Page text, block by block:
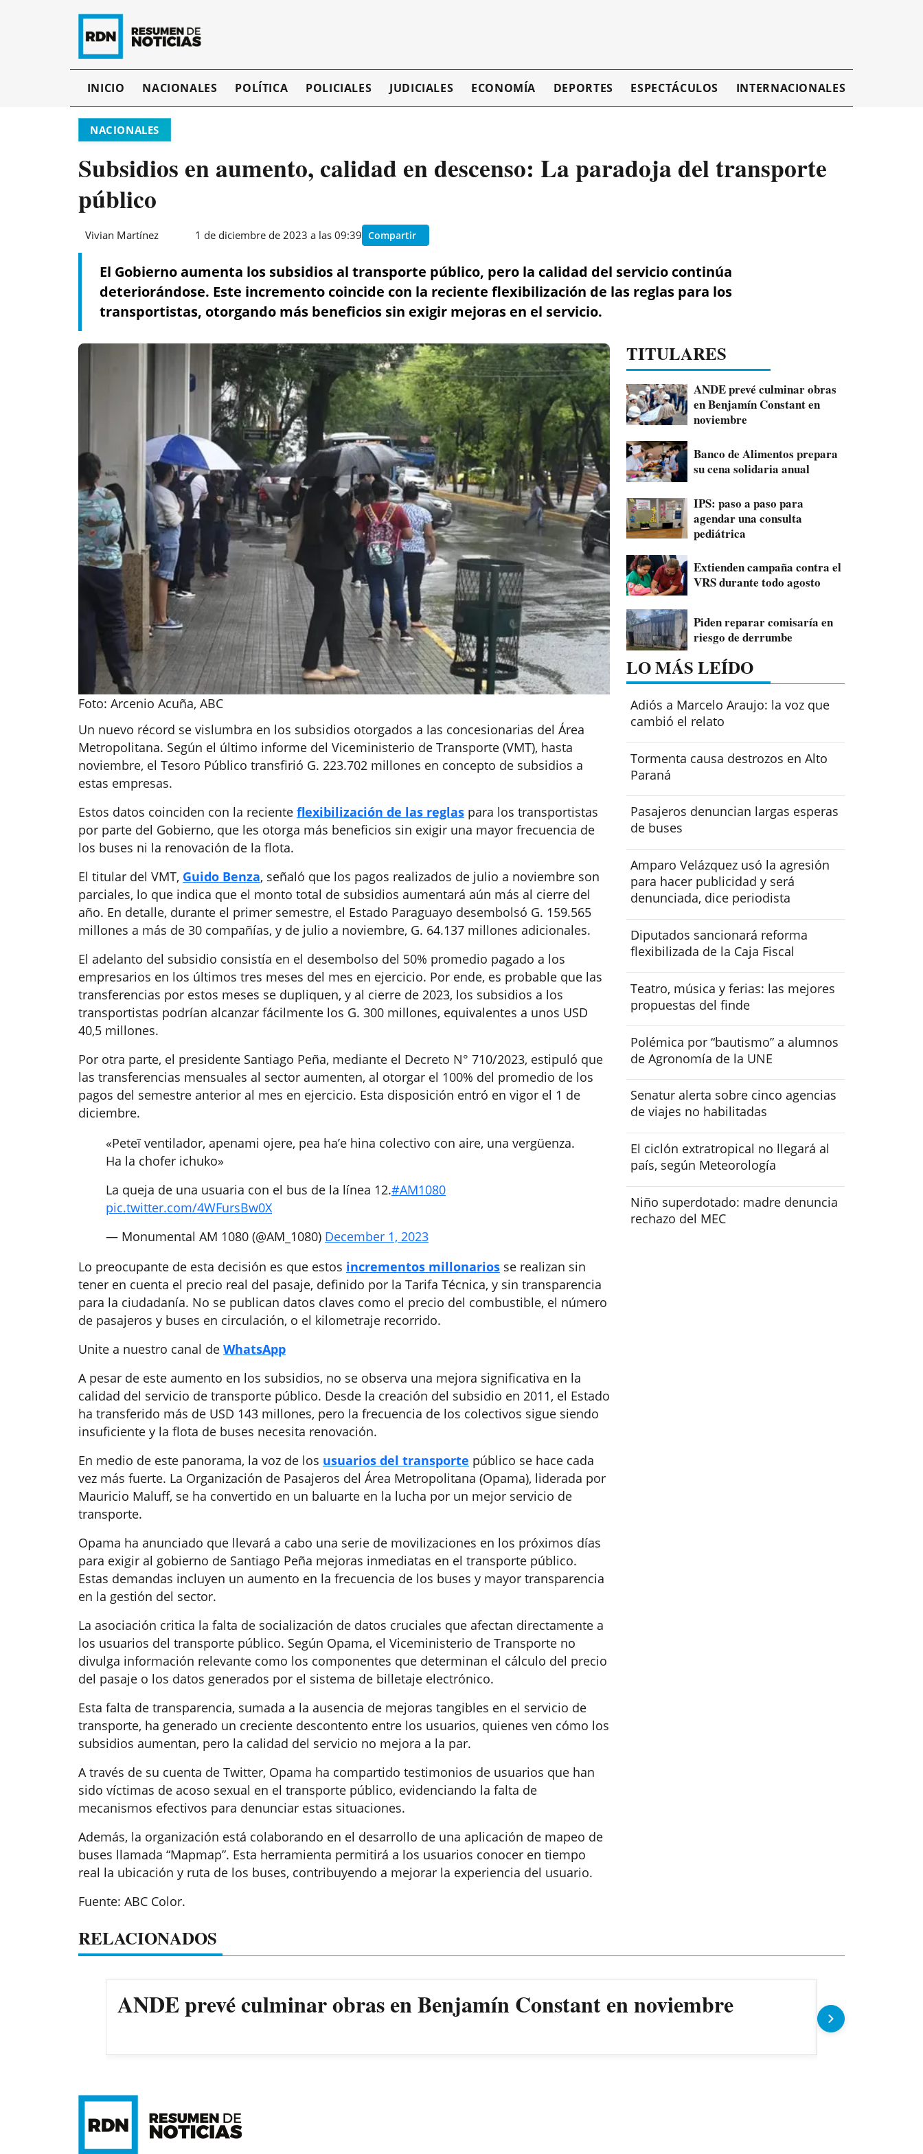
INICIO NACIONALES POLÍTICA POLICIALES JUDICIALES ECONOMÍA DEPORTES ESPECTÁCULOS INTERNACIONALES
NACIONALES
Subsidios en aumento, calidad en descenso: La paradoja del transporte
público
Vivian Martínez 1 de diciembre de 2023 a las 09:39 Compartir
El Gobierno aumenta los subsidios al transporte público, pero la calidad del servicio continúa
deteriorándose. Este incremento coincide con la reciente flexibilización de las reglas para los
transportistas, otorgando más beneficios sin exigir mejoras en el servicio.
Foto: Arcenio Acuña, ABC
Un nuevo récord se vislumbra en los subsidios otorgados a las concesionarias del Área
Metropolitana. Según el último informe del Viceministerio de Transporte (VMT), hasta
noviembre, el Tesoro Público transfirió G. 223.702 millones en concepto de subsidios a
estas empresas.
Estos datos coinciden con la reciente flexibilización de las reglas para los transportistas
por parte del Gobierno, que les otorga más beneficios sin exigir una mayor frecuencia de
los buses ni la renovación de la flota.
El titular del VMT, Guido Benza, señaló que los pagos realizados de julio a noviembre son
parciales, lo que indica que el monto total de subsidios aumentará aún más al cierre del
año. En detalle, durante el primer semestre, el Estado Paraguayo desembolsó G. 159.565
millones a más de 30 compañías, y de julio a noviembre, G. 64.137 millones adicionales.
El adelanto del subsidio consistía en el desembolso del 50% promedio pagado a los
empresarios en los últimos tres meses del mes en ejercicio. Por ende, es probable que las
transferencias por estos meses se dupliquen, y al cierre de 2023, los subsidios a los
transportistas podrían alcanzar fácilmente los G. 300 millones, equivalentes a unos USD
40,5 millones.
Por otra parte, el presidente Santiago Peña, mediante el Decreto N° 710/2023, estipuló que
las transferencias mensuales al sector aumenten, al otorgar el 100% del promedio de los
pagos del semestre anterior al mes en ejercicio. Esta disposición entró en vigor el 1 de
diciembre.
«Peteĩ ventilador, apenami ojere, pea ha’e hina colectivo con aire, una vergüenza.
Ha la chofer ichuko»
La queja de una usuaria con el bus de la línea 12.#AM1080
pic.twitter.com/4WFursBw0X
— Monumental AM 1080 (@AM_1080) December 1, 2023
Lo preocupante de esta decisión es que estos incrementos millonarios se realizan sin
tener en cuenta el precio real del pasaje, definido por la Tarifa Técnica, y sin transparencia
para la ciudadanía. No se publican datos claves como el precio del combustible, el número
de pasajeros y buses en circulación, o el kilometraje recorrido.
Unite a nuestro canal de WhatsApp
A pesar de este aumento en los subsidios, no se observa una mejora significativa en la
calidad del servicio de transporte público. Desde la creación del subsidio en 2011, el Estado
ha transferido más de USD 143 millones, pero la frecuencia de los colectivos sigue siendo
insuficiente y la flota de buses necesita renovación.
En medio de este panorama, la voz de los usuarios del transporte público se hace cada
vez más fuerte. La Organización de Pasajeros del Área Metropolitana (Opama), liderada por
Mauricio Maluff, se ha convertido en un baluarte en la lucha por un mejor servicio de
transporte.
Opama ha anunciado que llevará a cabo una serie de movilizaciones en los próximos días
para exigir al gobierno de Santiago Peña mejoras inmediatas en el transporte público.
Estas demandas incluyen un aumento en la frecuencia de los buses y mayor transparencia
en la gestión del sector.
La asociación critica la falta de socialización de datos cruciales que afectan directamente a
los usuarios del transporte público. Según Opama, el Viceministerio de Transporte no
divulga información relevante como los componentes que determinan el cálculo del precio
del pasaje o los datos generados por el sistema de billetaje electrónico.
Esta falta de transparencia, sumada a la ausencia de mejoras tangibles en el servicio de
transporte, ha generado un creciente descontento entre los usuarios, quienes ven cómo los
subsidios aumentan, pero la calidad del servicio no mejora a la par.
A través de su cuenta de Twitter, Opama ha compartido testimonios de usuarios que han
sido víctimas de acoso sexual en el transporte público, evidenciando la falta de
mecanismos efectivos para denunciar estas situaciones.
Además, la organización está colaborando en el desarrollo de una aplicación de mapeo de
buses llamada “Mapmap”. Esta herramienta permitirá a los usuarios conocer en tiempo
real la ubicación y ruta de los buses, contribuyendo a mejorar la experiencia del usuario.
Fuente: ABC Color.
TITULARES
ANDE prevé culminar obras
en Benjamín Constant en
noviembre
Banco de Alimentos prepara
su cena solidaria anual
IPS: paso a paso para
agendar una consulta
pediátrica
Extienden campaña contra el
VRS durante todo agosto
Piden reparar comisaría en
riesgo de derrumbe
LO MÁS LEÍDO
Adiós a Marcelo Araujo: la voz que
cambió el relato
Tormenta causa destrozos en Alto
Paraná
Pasajeros denuncian largas esperas
de buses
Amparo Velázquez usó la agresión
para hacer publicidad y será
denunciada, dice periodista
Diputados sancionará reforma
flexibilizada de la Caja Fiscal
Teatro, música y ferias: las mejores
propuestas del finde
Polémica por “bautismo” a alumnos
de Agronomía de la UNE
Senatur alerta sobre cinco agencias
de viajes no habilitadas
El ciclón extratropical no llegará al
país, según Meteorología
Niño superdotado: madre denuncia
rechazo del MEC
RELACIONADOS
ANDE prevé culminar obras en Benjamín Constant en noviembre